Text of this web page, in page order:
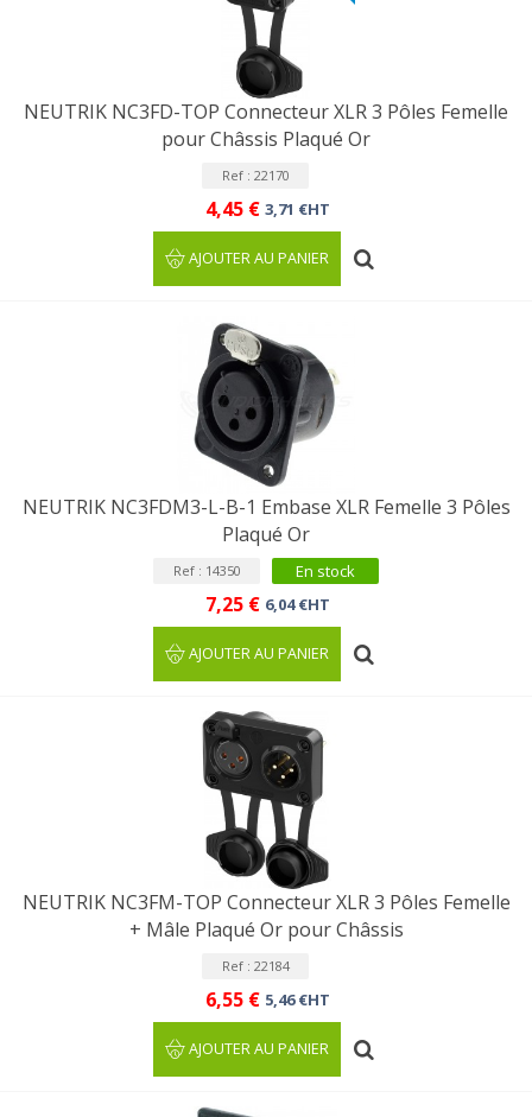
NEUTRIK NC3FD-TOP Connecteur XLR 3 Pôles Femelle
pour Châssis Plaqué Or
Ref : 22170
4,45 € 3,71 €HT
AJOUTER AU PANIER
NEUTRIK NC3FDM3-L-B-1 Embase XLR Femelle 3 Pôles
Plaqué Or
Ref : 14350 En stock
7,25 € 6,04 €HT
AJOUTER AU PANIER
NEUTRIK NC3FM-TOP Connecteur XLR 3 Pôles Femelle
+ Mâle Plaqué Or pour Châssis
Ref : 22184
6,55 € 5,46 €HT
AJOUTER AU PANIER